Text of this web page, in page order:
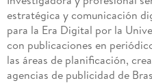
estratégica y comunicación
para la Era Digital por la
con publicaciones en
las áreas de planificación,
agencias de publicidad de